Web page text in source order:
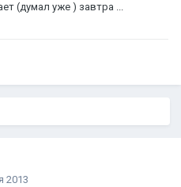
(думал уже ) завтра ...
2013